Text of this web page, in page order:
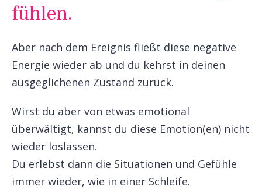
fühlen.
Aber nach dem Ereignis fließt diese negative
Energie wieder ab und du kehrst in deinen
ausgeglichenen Zustand zurück.
Wirst du aber von etwas emotional
überwältigt, kannst du diese Emotion(en) nicht
wieder loslassen.
Du erlebst dann die Situationen und Gefühle
immer wieder, wie in einer Schleife.